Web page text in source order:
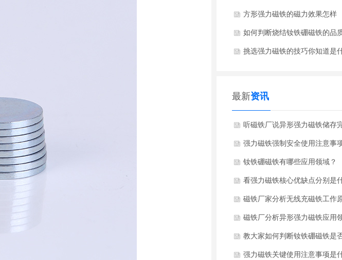
磁铁厂家
方形强力磁铁的磁力效果怎样
如何判断烧结钕铁硼磁铁的品
劣
挑选强力磁铁的技巧你知道是
最新资讯
听磁铁厂说异形强力磁铁储存
注意事项是什么？
强力磁铁强制安全使用注意事
什么？
钕铁硼磁铁有哪些应用领域？
看强力磁铁核心优缺点分别是
么？
磁铁厂家分析无线充磁铁工作
是什么？
磁铁厂分析异形强力磁铁应用
有哪些？
教大家如何判断钕铁硼磁铁是
磁？
强力磁铁关键使用注意事项是